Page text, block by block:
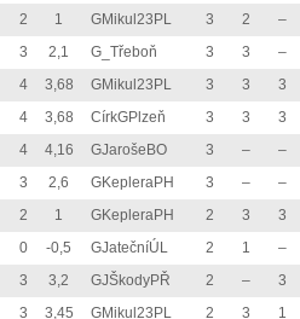
2 1 GMikul23PL 3 2 –
3 2,1 G_Třeboň 3 3 –
4 3,68 GMikul23PL 3 3 3
4 3,68 CírkGPlzeň 3 3 3
4 4,16 GJarošeBO 3 – –
3 2,6 GKepleraPH 3 – –
2 1 GKepleraPH 2 3 3
0 -0,5 GJatečníÚL 2 1 –
3 3,2 GJŠkodyPŘ 2 – 3
3 3,45 GMikul23PL 2 3 1